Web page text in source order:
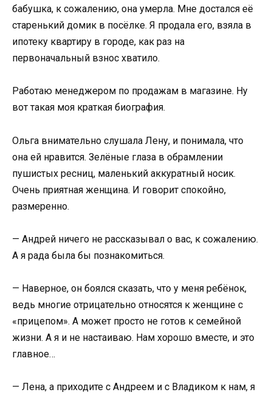
бабушка, к сожалению, она умерла. Мне достался её
старенький домик в посёлке. Я продала его, взяла в
ипотеку квартиру в городе, как раз на
первоначальный взнос хватило.
Работаю менеджером по продажам в магазине. Ну
вот такая моя краткая биография.
Ольга внимательно слушала Лену, и понимала, что
она ей нравится. Зелёные глаза в обрамлении
пушистых ресниц, маленький аккуратный носик.
Очень приятная женщина. И говорит спокойно,
размеренно.
— Андрей ничего не рассказывал о вас, к сожалению.
А я рада была бы познакомиться.
— Наверное, он боялся сказать, что у меня ребёнок,
ведь многие отрицательно относятся к женщине с
«прицепом». А может просто не готов к семейной
жизни. А я и не настаиваю. Нам хорошо вместе, и это
главное…
— Лена, а приходите с Андреем и с Владиком к нам, я